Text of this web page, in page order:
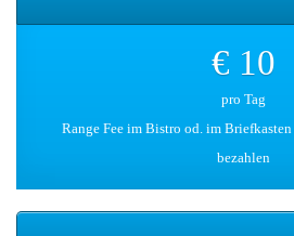
€ 10
pro Tag
Range Fee im Bistro od. im
bezahlen